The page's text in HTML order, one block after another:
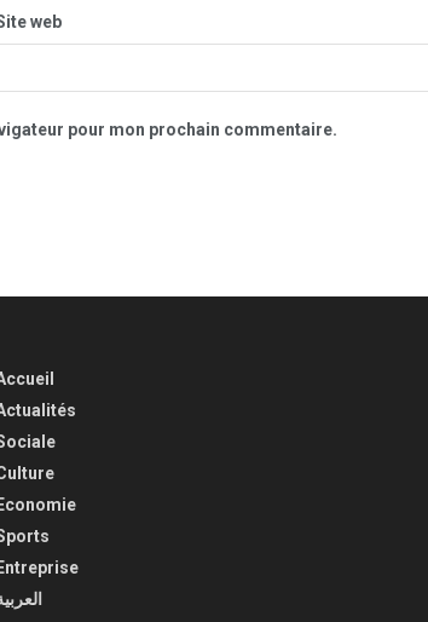
web
pour mon prochain commentaire.
Economie
Entreprise